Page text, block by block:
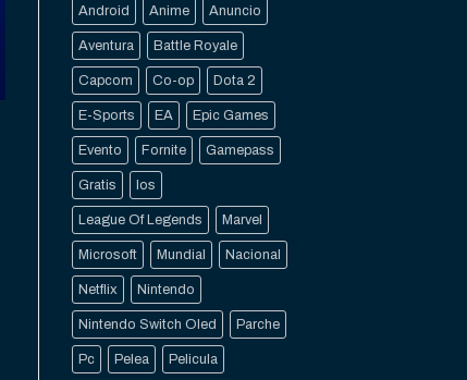
Android Anime Anuncio
Aventura Battle Royale
Capcom Co-op Dota 2
E-Sports EA Epic Games
Evento Fornite Gamepass
Gratis Ios
League Of Legends Marvel
Microsoft Mundial Nacional
Netflix Nintendo
Nintendo Switch Oled Parche
Pc Pelea Pelicula